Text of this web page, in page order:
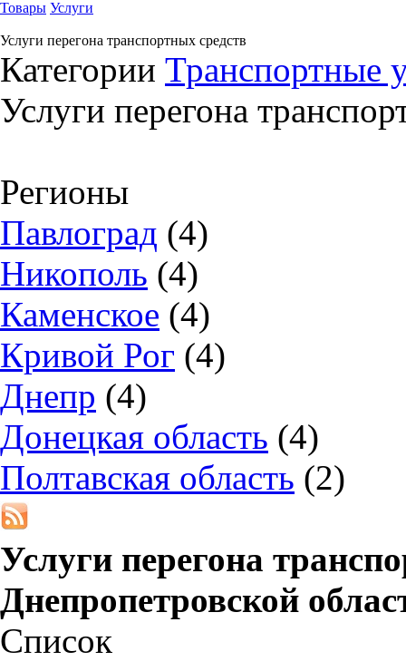
Товары Услуги
Услуги перегона транспортных средств
Категории Транспортные
Услуги перегона
Регионы
Павлоград (4)
Никополь (4)
Каменское (4)
Кривой Рог (4)
Днепр (4)
Донецкая область (4)
Полтавская область (2)
Услуги перегона
Днепропетровской
Список